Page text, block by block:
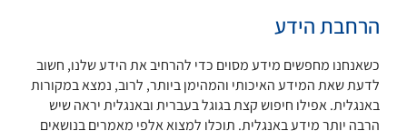
הרחבת הידע
כשאנחנו מחפשים מידע מסוים כדי להרחיב את הידע שלנו, חשוב
לדעת שאת המידע האיכותי והמהימן ביותר, לרוב, נמצא במקורות
באנגלית. אפילו חיפוש קצת בגוגל בעברית ובאנגלית יראה שיש
הרבה יותר מידע באנגלית. תוכלו למצוא אלפי מאמרים בנושאים